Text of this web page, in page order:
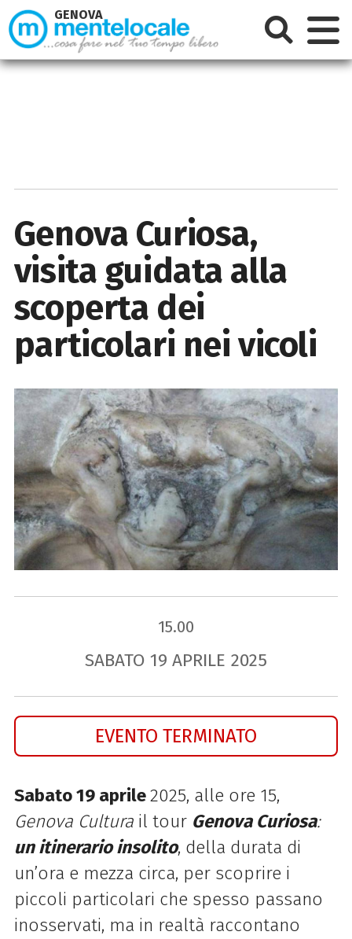
Genova Curiosa,
visita guidata alla
scoperta dei
particolari nei vicoli
15.00
SABATO 19 APRILE 2025
EVENTO TERMINATO
Sabato 19 aprile2025, alle ore 15,
Genova Culturail tour Genova Curiosa:
un itinerario insolito, della durata di
un’ora e mezza circa, per scoprire i
piccoli particolari che spesso passano
inosservati, ma in realtà raccontano
GENOVA